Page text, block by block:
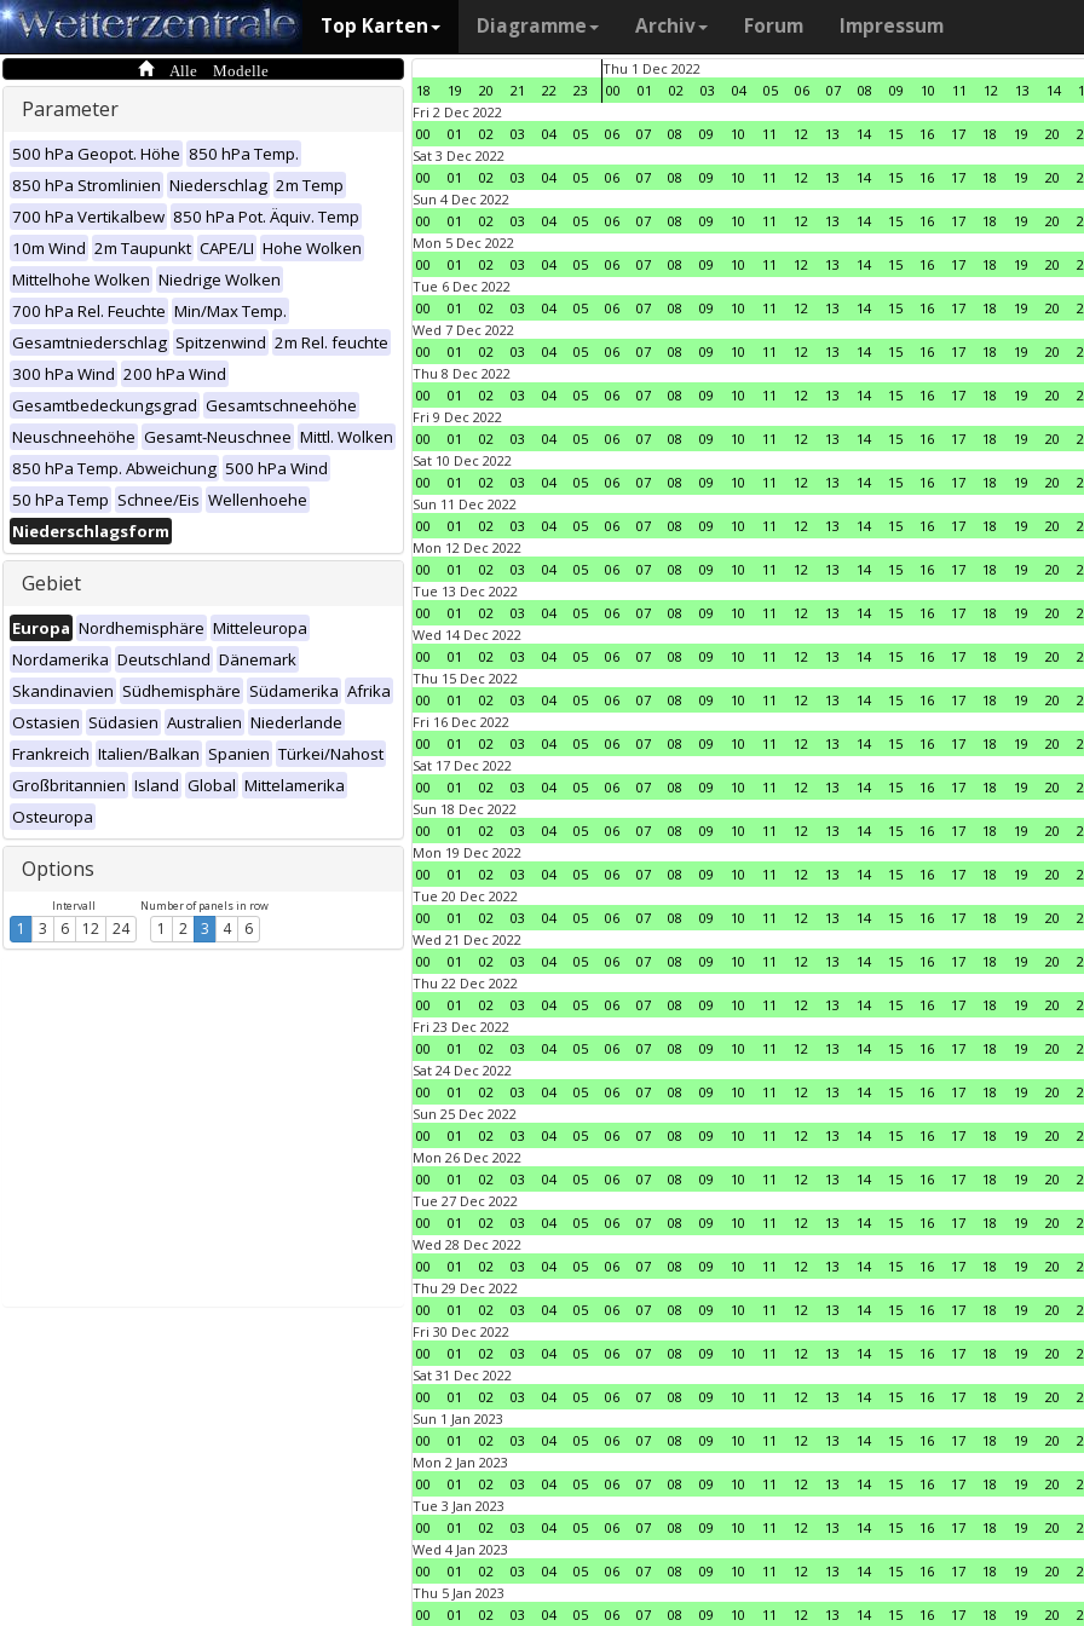
Top Karten Diagramme Archiv Forum Impressum
Alle Modelle
Parameter
500 hPa Geopot. Höhe 850 hPa Temp.
850 hPa Stromlinien Niederschlag 2m Temp
700 hPa Vertikalbew 850 hPa Pot. Äquiv. Temp
10m Wind 2m Taupunkt CAPE/LI Hohe Wolken
Mittelhohe Wolken Niedrige Wolken
700 hPa Rel. Feuchte Min/Max Temp.
Gesamtniederschlag Spitzenwind 2m Rel. feuchte
300 hPa Wind 200 hPa Wind
Gesamtbedeckungsgrad Gesamtschneehöhe
Neuschneehöhe Gesamt-Neuschnee Mittl. Wolken
850 hPa Temp. Abweichung 500 hPa Wind
50 hPa Temp Schnee/Eis Wellenhoehe
Niederschlagsform
Gebiet
Europa Nordhemisphäre Mitteleuropa
Nordamerika Deutschland Dänemark
Skandinavien Südhemisphäre Südamerika Afrika
Ostasien Südasien Australien Niederlande
Frankreich Italien/Balkan Spanien Türkei/Nahost
Großbritannien Island Global Mittelamerika
Osteuropa
Options
Intervall
1 3 6 12 24
Number of panels in row
1 2 3 4 6
18 19 20 21 22 23
Thu 1 Dec 2022
00
01 02 03 04 05 06 07 08 09 10 11 12 13 14
Fri 2 Dec 2022
00
01 02 03 04 05 06 07 08 09 10 11 12 13 14 15 16 17 18 19 20
Sat 3 Dec 2022
00
01 02 03 04 05 06 07 08 09 10 11 12 13 14 15 16 17 18 19 20
Sun 4 Dec 2022
00
01 02 03 04 05 06 07 08 09 10 11 12 13 14 15 16 17 18 19 20
Mon 5 Dec 2022
00
01 02 03 04 05 06 07 08 09 10 11 12 13 14 15 16 17 18 19 20
Tue 6 Dec 2022
00
01 02 03 04 05 06 07 08 09 10 11 12 13 14 15 16 17 18 19 20
Wed 7 Dec 2022
00
01 02 03 04 05 06 07 08 09 10 11 12 13 14 15 16 17 18 19 20
Thu 8 Dec 2022
00
01 02 03 04 05 06 07 08 09 10 11 12 13 14 15 16 17 18 19 20
Fri 9 Dec 2022
00
01 02 03 04 05 06 07 08 09 10 11 12 13 14 15 16 17 18 19 20
Sat 10 Dec 2022
00
01 02 03 04 05 06 07 08 09 10 11 12 13 14 15 16 17 18 19 20
Sun 11 Dec 2022
00
01 02 03 04 05 06 07 08 09 10 11 12 13 14 15 16 17 18 19 20
Mon 12 Dec 2022
00
01 02 03 04 05 06 07 08 09 10 11 12 13 14 15 16 17 18 19 20
Tue 13 Dec 2022
00
01 02 03 04 05 06 07 08 09 10 11 12 13 14 15 16 17 18 19 20
Wed 14 Dec 2022
00
01 02 03 04 05 06 07 08 09 10 11 12 13 14 15 16 17 18 19 20
Thu 15 Dec 2022
00
01 02 03 04 05 06 07 08 09 10 11 12 13 14 15 16 17 18 19 20
Fri 16 Dec 2022
00
01 02 03 04 05 06 07 08 09 10 11 12 13 14 15 16 17 18 19 20
Sat 17 Dec 2022
00
01 02 03 04 05 06 07 08 09 10 11 12 13 14 15 16 17 18 19 20
Sun 18 Dec 2022
00
01 02 03 04 05 06 07 08 09 10 11 12 13 14 15 16 17 18 19 20
Mon 19 Dec 2022
00
01 02 03 04 05 06 07 08 09 10 11 12 13 14 15 16 17 18 19 20
Tue 20 Dec 2022
00
01 02 03 04 05 06 07 08 09 10 11 12 13 14 15 16 17 18 19 20
Wed 21 Dec 2022
00
01 02 03 04 05 06 07 08 09 10 11 12 13 14 15 16 17 18 19 20
Thu 22 Dec 2022
00
01 02 03 04 05 06 07 08 09 10 11 12 13 14 15 16 17 18 19 20
Fri 23 Dec 2022
00
01 02 03 04 05 06 07 08 09 10 11 12 13 14 15 16 17 18 19 20
Sat 24 Dec 2022
00
01 02 03 04 05 06 07 08 09 10 11 12 13 14 15 16 17 18 19 20
Sun 25 Dec 2022
00
01 02 03 04 05 06 07 08 09 10 11 12 13 14 15 16 17 18 19 20
Mon 26 Dec 2022
00
01 02 03 04 05 06 07 08 09 10 11 12 13 14 15 16 17 18 19 20
Tue 27 Dec 2022
00
01 02 03 04 05 06 07 08 09 10 11 12 13 14 15 16 17 18 19 20
Wed 28 Dec 2022
00
01 02 03 04 05 06 07 08 09 10 11 12 13 14 15 16 17 18 19 20
Thu 29 Dec 2022
00
01 02 03 04 05 06 07 08 09 10 11 12 13 14 15 16 17 18 19 20
Fri 30 Dec 2022
00
01 02 03 04 05 06 07 08 09 10 11 12 13 14 15 16 17 18 19 20
Sat 31 Dec 2022
00
01 02 03 04 05 06 07 08 09 10 11 12 13 14 15 16 17 18 19 20
Sun 1 Jan 2023
00
01 02 03 04 05 06 07 08 09 10 11 12 13 14 15 16 17 18 19 20
Mon 2 Jan 2023
00
01 02 03 04 05 06 07 08 09 10 11 12 13 14 15 16 17 18 19 20
Tue 3 Jan 2023
00
01 02 03 04 05 06 07 08 09 10 11 12 13 14 15 16 17 18 19 20
Wed 4 Jan 2023
00
01 02 03 04 05 06 07 08 09 10 11 12 13 14 15 16 17 18 19 20
Thu 5 Jan 2023
00
01 02 03 04 05 06 07 08 09 10 11 12 13 14 15 16 17 18 19 20